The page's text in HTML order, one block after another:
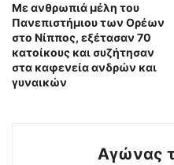
Με ανθρωπιά μέλη του
Πανεπιστήμιου των Ορέων
στο Νίππος, εξέτασαν 70
κατοίκους και συζήτησαν
στα καφενεία ανδρών και
γυναικών
Αγώνας